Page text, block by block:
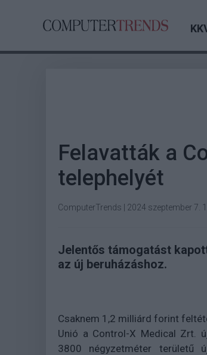
Felavatták a
telephelyét
ComputerTrends 2024 szeptember 7.
Jelentős támogatást
az új beruházáshoz.
Csaknem 1,2 milliárd forint
Unió a Control-X Medical Zrt.
3800 négyzetméter területű